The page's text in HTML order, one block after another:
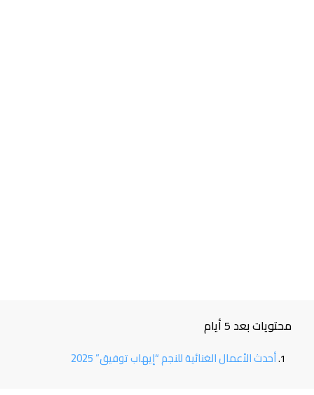
محتويات بعد 5 أيام
أحدث الأعمال الغنائية للنجم “إيهاب توفيق” 2025